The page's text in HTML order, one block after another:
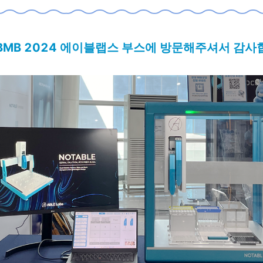
2024 에이블랩스 부스에 방문해주셔서 감사